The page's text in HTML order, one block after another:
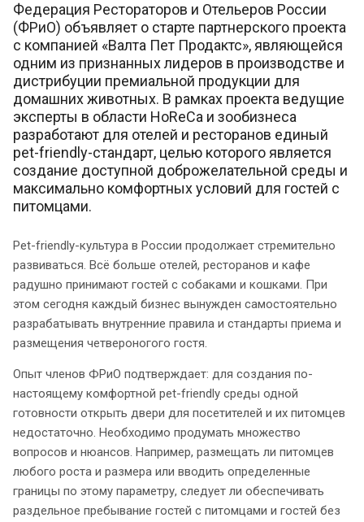
Федерация Рестораторов и Отельеров России
(ФРиО) объявляет о старте партнерского проекта
c компанией «Валта Пет Продактс», являющейся
одним из признанных лидеров в производстве и
дистрибуции премиальной продукции для
домашних животных. В рамках проекта ведущие
эксперты в области HoReCa и зообизнеса
разработают для отелей и ресторанов единый
pet-friendly-стандарт, целью которого является
создание доступной доброжелательной среды и
максимально комфортных условий для гостей с
питомцами.
Pet-friendly-культура в России продолжает стремительно
развиваться. Всё больше отелей, ресторанов и кафе
радушно принимают гостей с собаками и кошками. При
этом сегодня каждый бизнес вынужден самостоятельно
разрабатывать внутренние правила и стандарты приема и
размещения четвероногого гостя.
Опыт членов ФРиО подтверждает: для создания по-
настоящему комфортной pet-friendly среды одной
готовности открыть двери для посетителей и их питомцев
недостаточно. Необходимо продумать множество
вопросов и нюансов. Например, размещать ли питомцев
любого роста и размера или вводить определенные
границы по этому параметру, следует ли обеспечивать
раздельное пребывание гостей с питомцами и гостей без